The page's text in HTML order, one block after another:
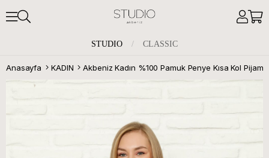
STUDIO / CLASSIC
Anasayfa KADIN